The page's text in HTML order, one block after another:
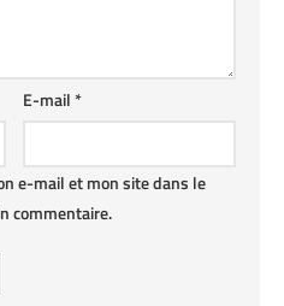
E-mail*
e-mail et mon site dans le
commentaire.